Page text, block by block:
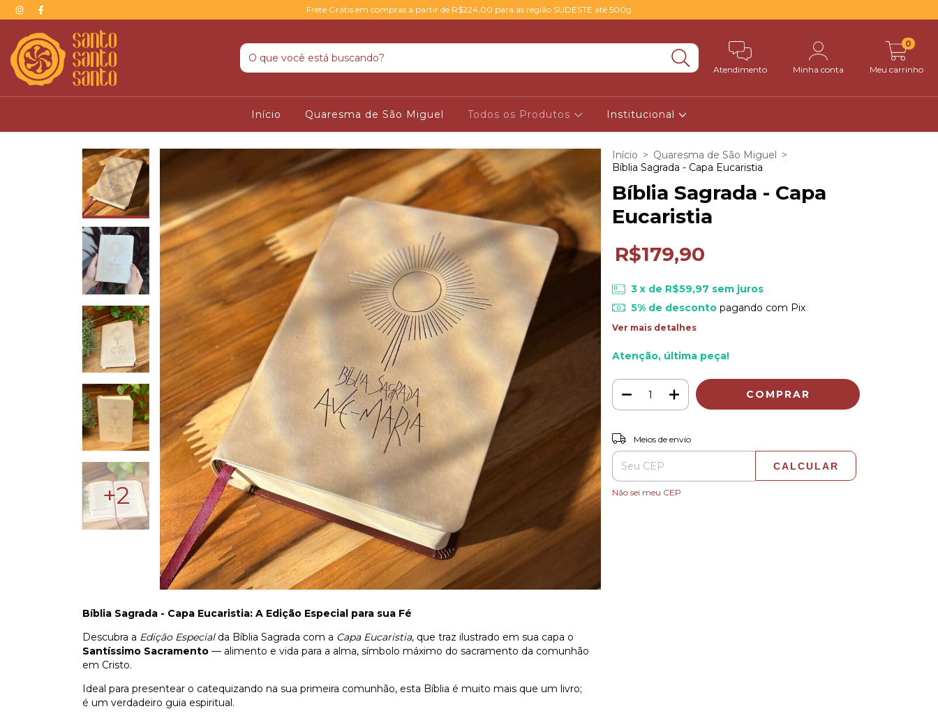
Frete Grátis em compras a partir de R$224,00 para as região SUDESTE até 500g
Atendimento Minha conta Meu carrinho
0
Início Quaresma de São Miguel Todos os Produtos Institucional
+2
Bíblia Sagrada - Capa Eucaristia: A Edição Especial para sua Fé
Descubra a Edição Especialda Bíblia Sagrada com a Capa Eucaristia, que traz ilustrado em sua capa o
Santíssimo Sacramento — alimento e vida para a alma, símbolo máximo do sacramento da comunhão
em Cristo.
Ideal para presentear o catequizando na sua primeira comunhão, esta Bíblia é muito mais que um livro;
é um verdadeiro guia espiritual.
Início > Quaresma de São Miguel >
Bíblia Sagrada - Capa Eucaristia
Bíblia Sagrada - Capa
Eucaristia
R$179,90
3 x de R$59,97 sem juros
5% de descontopagando com Pix
Ver mais detalhes
Atenção, última peça!
Entregas para o CEP:
Meios de envio
CALCULAR
Não sei meu CEP